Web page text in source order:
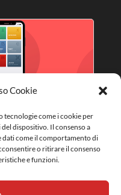
Cookie
tecnologie come i cookie per
dispositivo. Il consenso a
dati come il comportamento di
o ritirare il consenso
e funzioni.
APP 2.0